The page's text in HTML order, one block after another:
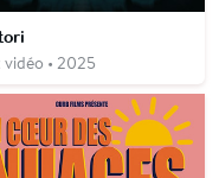
vidéo • 2025